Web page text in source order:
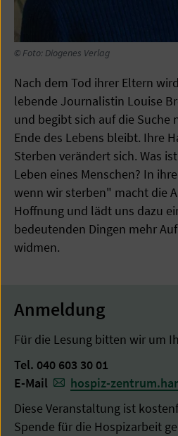
© Foto: Diogenes Verlag
Nach dem Tod ihrer Eltern
lebende Journalistin Louise
und begibt sich auf die Suche
Ende des Lebens bleibt. Ihre
Sterben verändert sich. Was
Leben eines Menschen? In
wenn wir sterben" macht die
Hoffnung und lädt uns dazu
bedeutenden Dingen mehr
widmen.
Anmeldung
Für die Lesung bitten wir um
Tel. 040 603 30 01
E-Mail
hospiz-
Diese Veranstaltung ist
Spende für die Hospizarbeit